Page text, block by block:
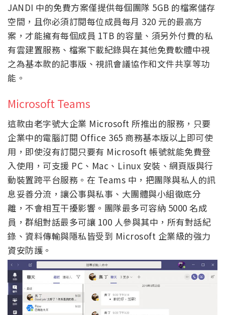
JANDI 中的免費方案僅提供每個團隊 5GB 的檔案儲存
空間，且你必須訂閱每位成員每月 320 元的最高方
案，才能擁有每個成員 1TB 的容量、須另外付費的私
有雲建置服務、檔案下載紀錄與在其他免費軟體中視
之為基本款的記事版、視訊會議協作和文件共享等功
能。
Microsoft Teams
這款由老字號大企業 Microsoft 所推出的服務，只要
企業中的電腦訂閱 Office 365 商務基本版以上即可使
用，即使沒有訂閱只要有 Microsoft 帳號就能免費登
入使用，可支援 PC、Mac、Linux 安裝、網頁版與行
動裝置跨平台服務。在 Teams 中，把團隊與私人的訊
息妥善分流，讓公事與私事、大團體與小組徹底分
離，不會相互干擾影響。團隊最多可容納 5000 名成
員，群組對話最多可讓 100 人參與其中，所有對話紀
錄、資料傳輸與隱私皆受到 Microsoft 企業級的強力
資安防護。